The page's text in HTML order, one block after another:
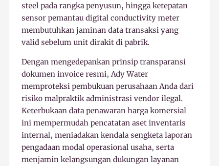
steel pada rangka penyusun, hingga ketepatan
sensor pemantau digital conductivity meter
membutuhkan jaminan data transaksi yang
valid sebelum unit dirakit di pabrik.
Dengan mengedepankan prinsip transparansi
dokumen invoice resmi, Ady Water
memproteksi pembukuan perusahaan Anda dari
risiko malpraktik administrasi vendor ilegal.
Keterbukaan data penawaran harga komersial
ini mempermudah pencatatan aset inventaris
internal, meniadakan kendala sengketa laporan
pengadaan modal operasional usaha, serta
menjamin kelangsungan dukungan layanan